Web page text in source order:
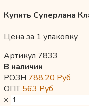
Купить Суперлана
Цена за 1 упаковку
Артикул 7833
В наличии
РОЗН 788,20 Руб
ОПТ563 Руб
×